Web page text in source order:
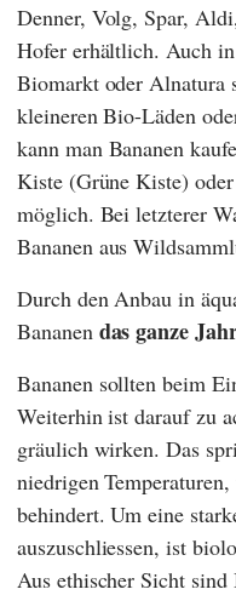
Denner, Volg,Spar, Aldi,
Hofererhältlich. Auch
Biomarktoder Alnatura
kleineren Bio-Läden
kann man Bananen
Kiste (Grüne Kiste)
möglich. Bei letzterer
Bananen aus
Durch den Anbau in
Bananen das ganze
Bananen sollten beim
Weiterhin ist darauf zu
gräulich wirken. Das
niedrigen
behindert. Um eine
auszuschliessen, ist
Aus ethischer Sicht